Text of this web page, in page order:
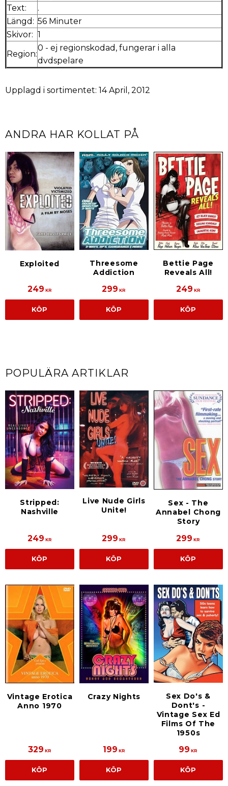
Text:
.
Längd: 56 Minuter
Skivor: 1
Region:
0 - ej regionskodad, fungerar i alla
dvdspelare
Upplagd i sortimentet: 14 April, 2012
ANDRA HAR KOLLAT PÅ
Exploited
249 KR
KÖP
Threesome
Addiction
299 KR
KÖP
Bettie Page
Reveals All!
249 KR
KÖP
POPULÄRA ARTIKLAR
Stripped:
Nashville
249 KR
KÖP
Live Nude Girls
Unite!
299 KR
KÖP
Sex - The
Annabel Chong
Story
299 KR
KÖP
Vintage Erotica
Anno 1970
329 KR
KÖP
Crazy Nights
199 KR
KÖP
Sex Do's &
Dont's -
Vintage Sex Ed
Films Of The
1950s
99 KR
KÖP